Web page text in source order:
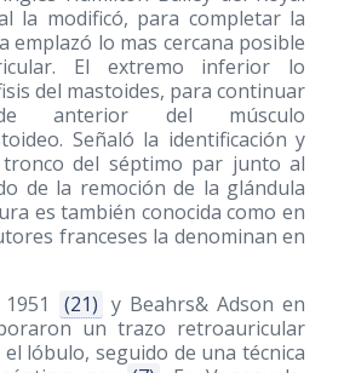
la modificó, para completar la
emplazó lo mas cercana posible
El extremo inferior lo
del mastoides, para continuar
anterior del músculo
Señaló la identificación y
tronco del séptimo par junto al
de la remoción de la glándula
es también conocida como en
franceses la denominan en
(21) y Beahrs& Adson en
un trazo retroauricular
lóbulo, seguido de una técnica